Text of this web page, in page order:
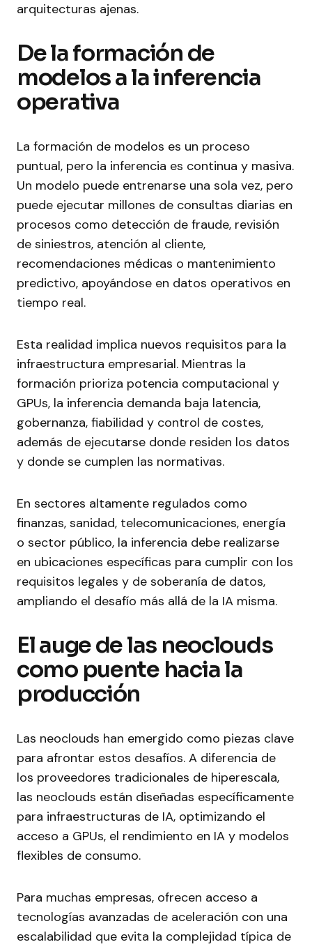
arquitecturas ajenas.
De la formación de
modelos a la inferencia
operativa
La formación de modelos es un proceso
puntual, pero la inferencia es continua y masiva.
Un modelo puede entrenarse una sola vez, pero
puede ejecutar millones de consultas diarias en
procesos como detección de fraude, revisión
de siniestros, atención al cliente,
recomendaciones médicas o mantenimiento
predictivo, apoyándose en datos operativos en
tiempo real.
Esta realidad implica nuevos requisitos para la
infraestructura empresarial. Mientras la
formación prioriza potencia computacional y
GPUs, la inferencia demanda baja latencia,
gobernanza, fiabilidad y control de costes,
además de ejecutarse donde residen los datos
y donde se cumplen las normativas.
En sectores altamente regulados como
finanzas, sanidad, telecomunicaciones, energía
o sector público, la inferencia debe realizarse
en ubicaciones específicas para cumplir con los
requisitos legales y de soberanía de datos,
ampliando el desafío más allá de la IA misma.
El auge de las neoclouds
como puente hacia la
producción
Las neoclouds han emergido como piezas clave
para afrontar estos desafíos. A diferencia de
los proveedores tradicionales de hiperescala,
las neoclouds están diseñadas específicamente
para infraestructuras de IA, optimizando el
acceso a GPUs, el rendimiento en IA y modelos
flexibles de consumo.
Para muchas empresas, ofrecen acceso a
tecnologías avanzadas de aceleración con una
escalabilidad que evita la complejidad típica de